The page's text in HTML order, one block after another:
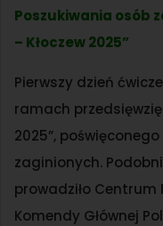
Poszukiwania osób
– Kłoczew 2025”
Pierwszy dzień
ramach
2025”,
zaginionych.
prowadziło Centrum
Komendy Głównej